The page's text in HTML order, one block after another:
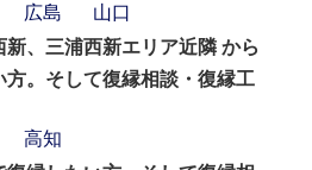
広島
山口
、三浦西新エリア近隣 から
方。そして復縁相談・復縁工
高知